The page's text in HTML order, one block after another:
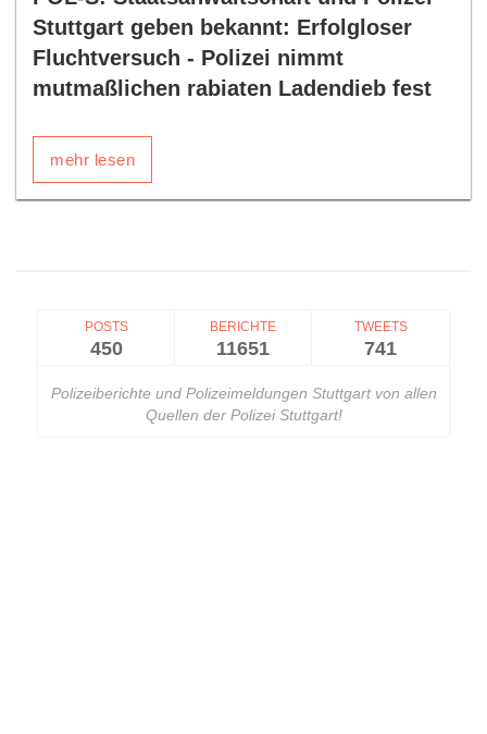
Stuttgart geben bekannt: Erfolgloser
Fluchtversuch - Polizei nimmt
mutmaßlichen rabiaten Ladendieb fest
mehr lesen
POSTS
450
BERICHTE
11651
TWEETS
741
Polizeiberichte und Polizeimeldungen Stuttgart von allen
Quellen der Polizei Stuttgart!